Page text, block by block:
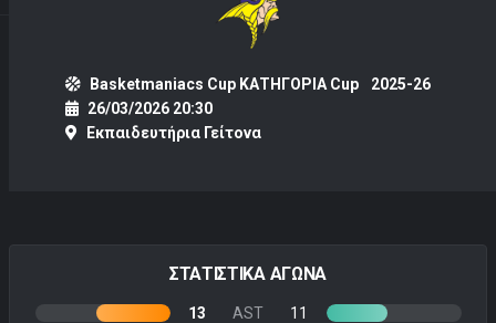
Basketmaniacs Cup ΚΑΤΗΓΟΡΙΑ Cup
2025-26
26/03/2026 20:30
Εκπαιδευτήρια Γείτονα
ΣΤΑΤΙΣΤΙΚΑ ΑΓΩΝΑ
13 AST
11